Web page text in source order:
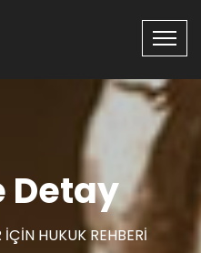
Detay
İÇİN HUKUK REHBERİ